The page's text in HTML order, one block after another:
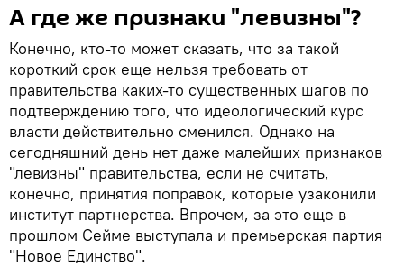
А где же признаки "левизны"?
Конечно, кто-то может сказать, что за такой
короткий срок еще нельзя требовать от
правительства каких-то существенных шагов по
подтверждению того, что идеологический курс
власти действительно сменился. Однако на
сегодняшний день нет даже малейших признаков
"левизны" правительства, если не считать,
конечно, принятия поправок, которые узаконили
институт партнерства. Впрочем, за это еще в
прошлом Сейме выступала и премьерская партия
"Новое Единство".